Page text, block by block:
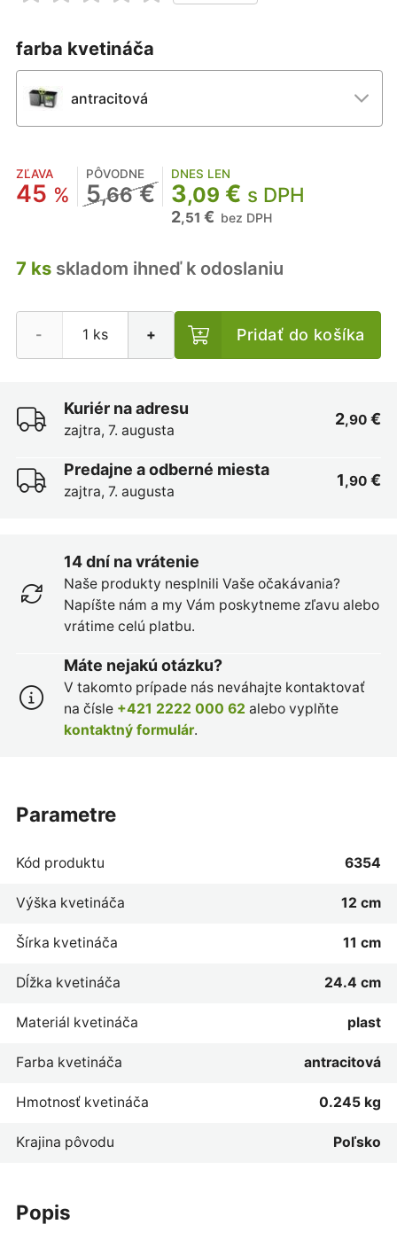
farba kvetináča
antracitová
ZĽAVA
45 %
PÔVODNE
5,66€
DNES LEN
3,09 € s DPH
2,51 € bez DPH
7 ksskladom ihneď k odoslaniu
- + Pridať do košíka
Kuriér na adresu
zajtra, 7. augusta
2,90 €
Predajne a odberné miesta
zajtra, 7. augusta
1,90 €
14 dní na vrátenie
Naše produkty nesplnili Vaše očakávania?
Napíšte nám a my Vám poskytneme zľavu alebo
vrátime celú platbu.
Máte nejakú otázku?
V takomto prípade nás neváhajte kontaktovať
na čísle +421 2222 000 62 alebo vyplňte
kontaktný formulár.
popis
parametre
Kód produktu 6354
Výška kvetináča 12 cm
Šírka kvetináča 11 cm
Dĺžka kvetináča 24.4 cm
Materiál kvetináča plast
Farba kvetináča antracitová
Hmotnosť kvetináča 0.245 kg
Krajina pôvodu Poľsko